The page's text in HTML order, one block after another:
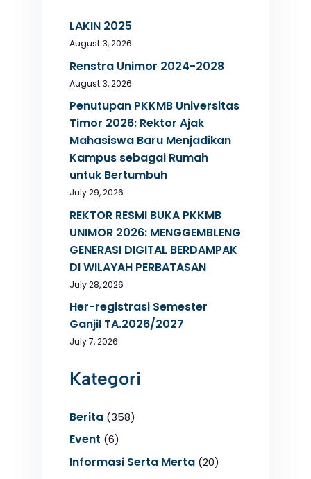
LAKIN 2025
August 3, 2026
Renstra Unimor 2024-2028
August 3, 2026
Penutupan PKKMB Universitas
Timor 2026: Rektor Ajak
Mahasiswa Baru Menjadikan
Kampus sebagai Rumah
untuk Bertumbuh
July 29, 2026
REKTOR RESMI BUKA PKKMB
UNIMOR 2026: MENGGEMBLENG
GENERASI DIGITAL BERDAMPAK
DI WILAYAH PERBATASAN
July 28, 2026
Her-registrasi Semester
Ganjil TA.2026/2027
July 7, 2026
Kategori
Berita(358)
Event (6)
Informasi Serta Merta(20)